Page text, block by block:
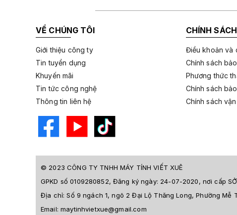
VỀ CHÚNG TÔI
Giới thiệu công ty
Tin tuyển dụng
Khuyến mãi
Tin tức công nghệ
Thông tin liên hệ
CHÍNH
Điều khoản và
Chính sách
Phương thức
Chính sách
Chính sách
© 2023 CÔNG TY TNHH MÁY TÍNH VIẾT XUÊ
GPKD số 0109280852, Đăng ký ngày: 24-07-2020, nơi cấp SỞ
Địa chỉ:Số 9 ngách 1, ngõ 2 Đại Lộ Thăng Long, Phường Mễ
Email:maytinhvietxue@gmail.com